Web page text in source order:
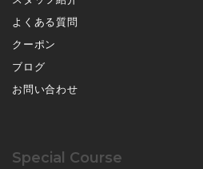
よくある質問
クーポン
ブログ
お問い合わせ
Special Course